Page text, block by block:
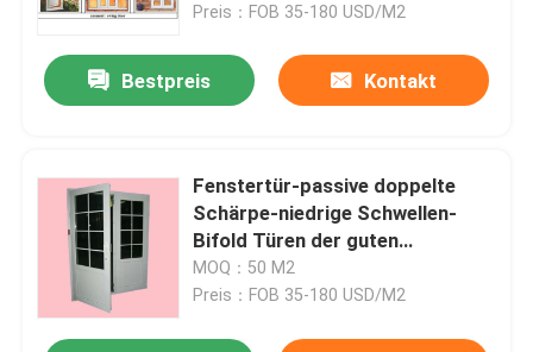
Preis：FOB 35-180 USD/M2
Bestpreis Kontakt
Fenstertür-passive doppelte
Schärpe-niedrige Schwellen-
Bifold Türen der guten
Leistungs-UPVC
MOQ：50 M2
Preis：FOB 35-180 USD/M2